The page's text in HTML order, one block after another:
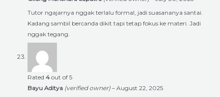
Tutor ngajarnya nggak terlalu formal, jadi suasananya santai.
Kadang sambil bercanda dikit tapi tetap fokus ke materi. Jadi
nggak tegang.
Rated 4 out of 5
Bayu Aditya (verified owner) – August 22, 2025